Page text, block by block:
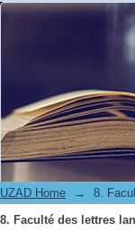
UZAD Home →